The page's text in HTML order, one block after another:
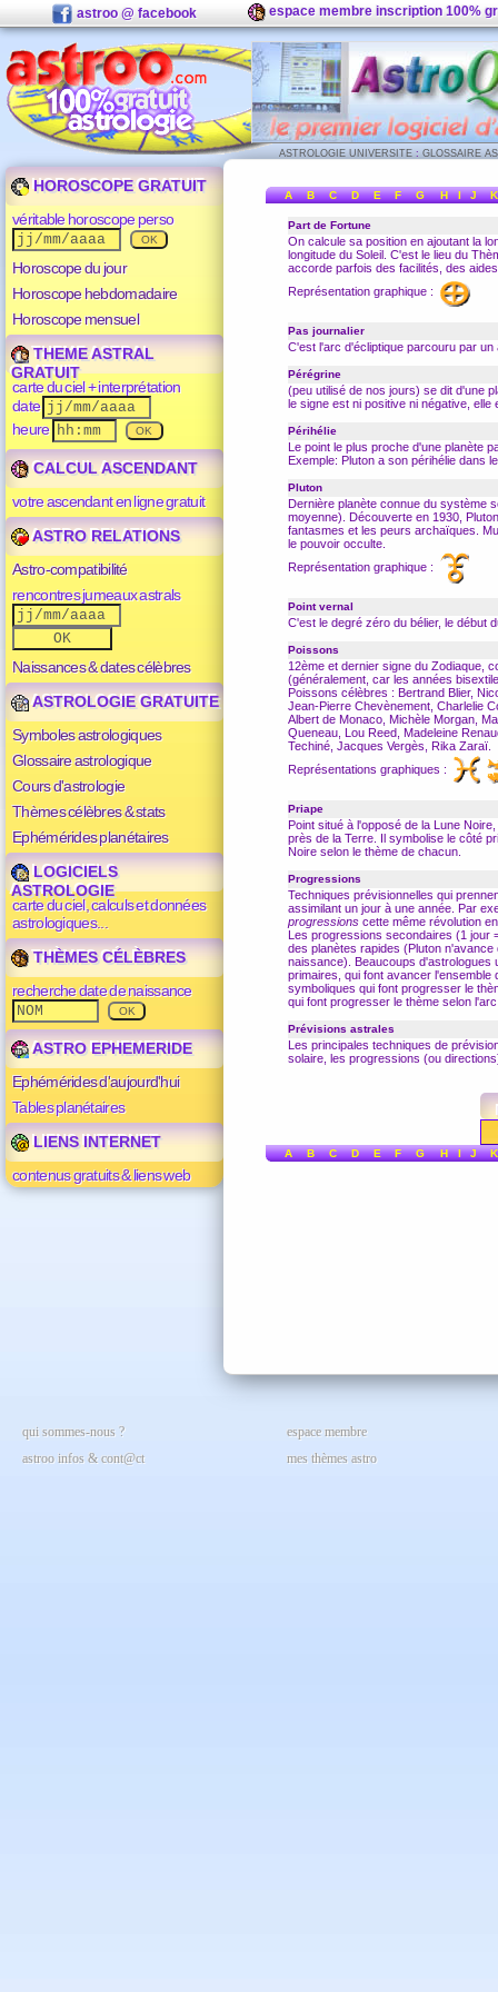
astroo @ facebook espace membre inscription 100%
ASTROLOGIE UNIVERSITE : GLOSSAIRE
HOROSCOPE GRATUIT
véritable horoscope perso
Horoscope du jour
Horoscope hebdomadaire
Horoscope mensuel
THEME ASTRAL
GRATUIT
carte du ciel + interprétation
date
heure
CALCUL ASCENDANT
votre ascendant en ligne gratuit
ASTRO RELATIONS
Astro-compatibilité
rencontres jumeaux astrals
Naissances & dates célèbres
ASTROLOGIE GRATUITE
Symboles astrologiques
Glossaire astrologique
Cours d'astrologie
Thèmes célèbres & stats
Ephémérides planétaires
LOGICIELS
ASTROLOGIE
carte du ciel, calculs et données
astrologiques...
THÈMES CÉLÈBRES
recherche date de naissance
ASTRO EPHEMERIDE
Ephémérides d'aujourd'hui
Tables planétaires
LIENS INTERNET
contenus gratuits & liens web
A B C D E F G H I J K
Part de Fortune
On calcule sa position en ajoutant la
longitude du Soleil. C'est le lieu du
accorde parfois des facilités, des
Représentation graphique :
Pas journalier
C'est l'arc d'écliptique parcouru par un
Pérégrine
(peu utilisé de nos jours) se dit d'une
le signe est ni positive ni négative, elle
Périhélie
Le point le plus proche d'une planète
Exemple: Pluton a son périhélie dans
Pluton
Dernière planète connue du système
moyenne). Découverte en 1930,
fantasmes et les peurs archaïques.
le pouvoir occulte.
Représentation graphique :
Point vernal
C'est le degré zéro du bélier, le début
Poissons
12ème et dernier signe du Zodiaque ,
(généralement, car les années
Poissons célèbres : Bertrand Blier,
Jean-Pierre Chevènement, Charlelie
Albert de Monaco, Michèle Morgan,
Queneau, Lou Reed, Madeleine
Techiné, Jacques Vergès, Rika Zaraï.
Représentations graphiques :
Priape
Point situé à l'opposé de la Lune Noire
près de la Terre. Il symbolise le côté
Noire selon le thème de chacun.
Progressions
Techniques prévisionnelles qui
assimilant un jour à une année. Par
progressions cette même révolution
Les progressions secondaires (1 jour
des planètes rapides (Pluton n'avance
naissance). Beaucoups d'astrologues
primaires, qui font avancer
symboliques qui font progresser le
qui font progresser le thème selon
Prévisions astrales
Les principales techniques de
solaire , les progressions (ou
A B C D E F G H I J K
qui sommes-nous ?
astroo infos & cont@ct
espace membre
mes thèmes astro